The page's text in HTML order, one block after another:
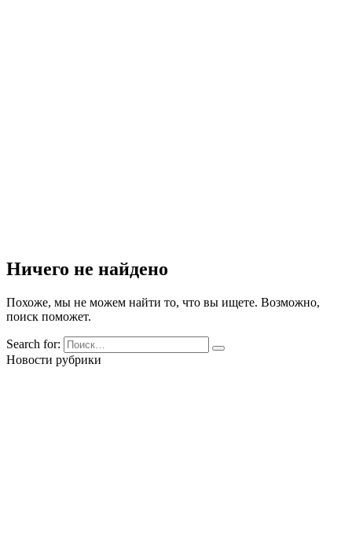
Ничего не найдено
Похоже, мы не можем найти то, что вы ищете. Возможно,
поиск поможет.
Search for:
Новости рубрики